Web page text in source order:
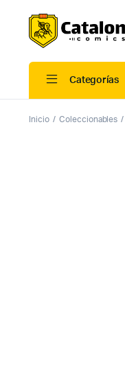
Categorías
Inicio Coleccionables